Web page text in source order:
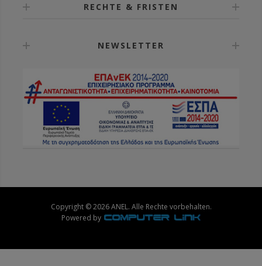
RECHTE & FRISTEN
NEWSLETTER
Copyright © 2026 ANEL. Alle Rechte vorbehalten.
Powered by